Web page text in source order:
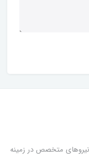
سال 1393 با داشتن نیروهای متخصص در زمینه